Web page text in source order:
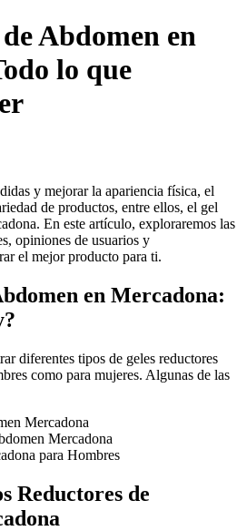
Abdomen en
lo que
y mejorar la apariencia física, el
de productos, entre ellos, el gel
En este artículo, exploraremos las
opiniones de usuarios y
el mejor producto para ti.
en Mercadona:
diferentes tipos de geles reductores
como para mujeres. Algunas de las
Mercadona
Mercadona
para Hombres
Reductores de